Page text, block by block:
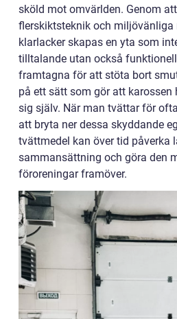
sköld mot omvärlden. Genom
flerskiktsteknik och miljövänliga
klarlacker skapas en yta som
tilltalande utan också
framtagna för att stöta bort
på ett sätt som gör att karossen
sig själv. När man tvättar för
att bryta ner dessa skyddande
tvättmedel kan över tid påverka
sammansättning och göra den
föroreningar framöver.